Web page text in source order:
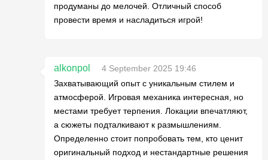
продуманы до мелочей. Отличный способ
провести время и насладиться игрой!
alkonpol
4 September 2025 19:46
Захватывающий опыт с уникальным стилем и
атмосферой. Игровая механика интересная, но
местами требует терпения. Локации впечатляют,
а сюжеты подталкивают к размышлениям.
Определенно стоит попробовать тем, кто ценит
оригинальный подход и нестандартные решения